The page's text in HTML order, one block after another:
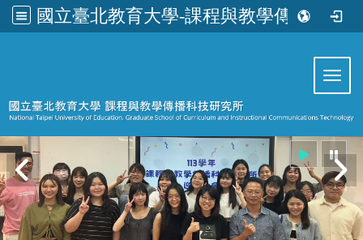
國立臺北教育大學-課程與教學傳播科技研究所